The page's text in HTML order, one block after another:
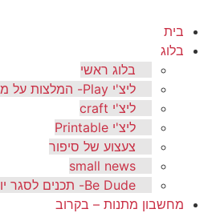
בית
בלוג
בלוג ראשי
ליצ'י Play- המלצות על משחקים ופעילויות
ליצ'י craft
ליצ'י Printable
צעצוע של סיפור
small news
Be Dude- תכנים לסגר יום חדש
מחשבון מתנות – בקרוב